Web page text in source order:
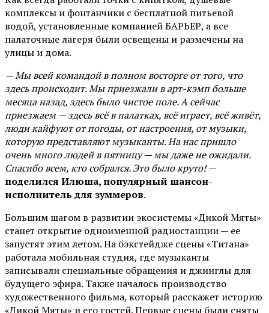
комплексы и фонтанчики с бесплатной питьевой
водой, установленные компанией БАРЬЕР, а все
палаточные лагеря были освещены и размечены на
улицы и дома.
— Мы всей командой в полном восторге от того, что
здесь происходит. Мы приезжали в арт-кэмп больше
месяца назад, здесь было чистое поле. А сейчас
приезжаем — здесь всё в палатках, всё играет, всё живёт,
люди кайфуют от погоды, от настроения, от музыки,
которую представляют музыканты. На нас пришло
очень много людей в пятницу — мы даже не ожидали.
Спасибо всем, кто собрался. Это было круто!—
поделился Илюша, популярный шансон-
исполнитель для зуммеров.
Большим шагом в развитии экосистемы «Дикой Мяты»
станет открытие одноименной радиостанции — ее
запустят этим летом. На бэкстейдже сцены «Титана»
работала мобильная студия, где музыканты
записывали специальные обращения и джинглы для
будущего эфира. Также началось производство
художественного фильма, который расскажет историю
«Дикой Мяты» и его гостей. Первые сцены были сняты